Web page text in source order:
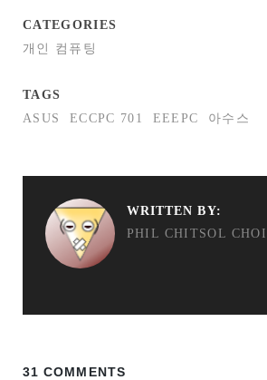
CATEGORIES
개인 컴퓨팅
TAGS
ASUS
ECCPC 701 EEEPC 아수스
WRITTEN BY:
PHIL CHITSOL CHOI
31 COMMENTS